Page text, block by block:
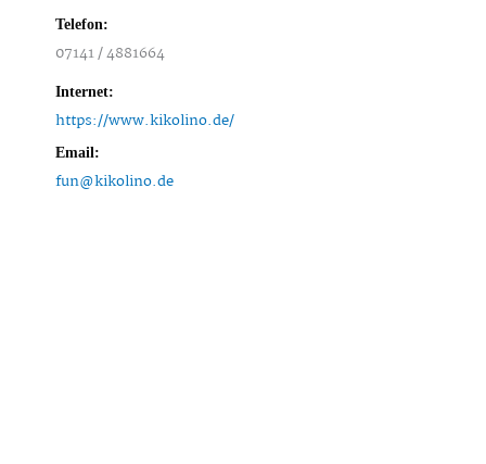
Telefon:
07141 / 4881664
Internet:
https://www.kikolino.de/
Email:
fun@kikolino.de